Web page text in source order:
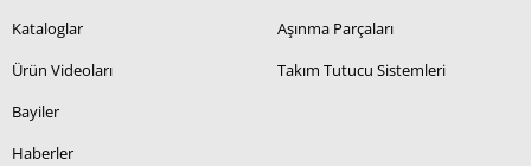
Kataloglar
Ürün Videoları
Bayiler
Haberler
Aşınma Parçaları
Takım Tutucu Sistemleri